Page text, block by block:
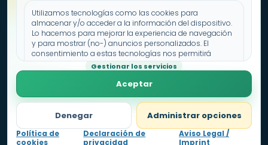
Utilizamos tecnologías como las cookies para
almacenar y/o acceder a la información del dispositivo.
Lo hacemos para mejorar la experiencia de navegación
y para mostrar (no-) anuncios personalizados. El
consentimiento a estas tecnologías nos permitirá
procesar datos como el comportamiento de
navegación o los ID's únicos en este sitio. No consentir o
retirar el consentimiento, puede afectar negativamente a
Gestionar los servicios
Aceptar
Denegar Administrar opciones
Política de
cookies
Declaración de
privacidad
Aviso Legal /
Imprint
Política de cookies
Declaración de privacidad
Aviso legal